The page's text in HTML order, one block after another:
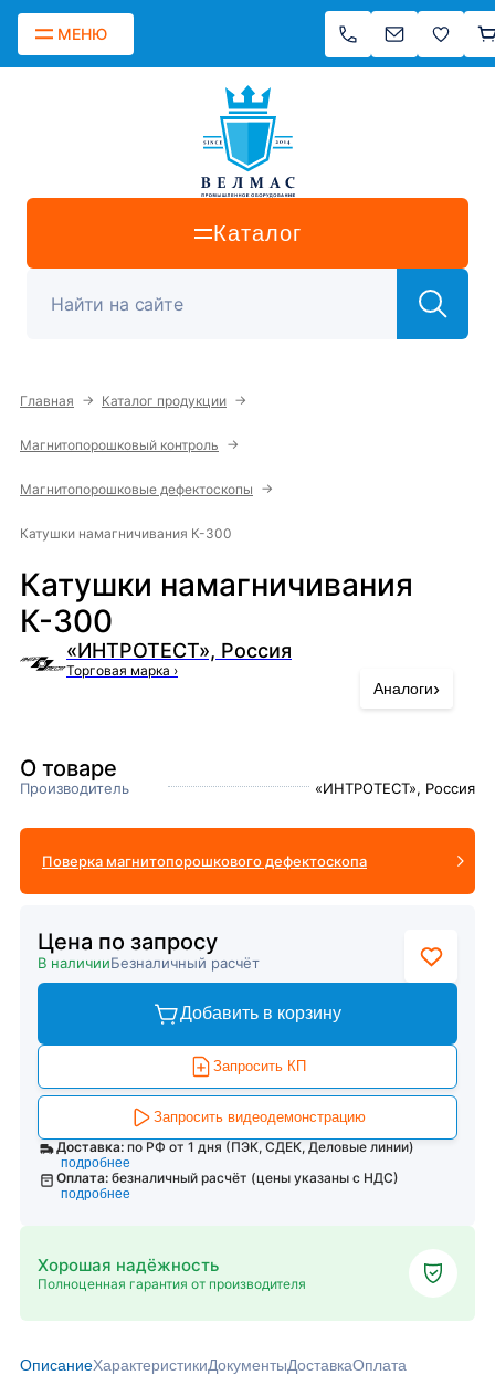
МЕНЮ
Каталог
Главная → Каталог продукции →
Магнитопорошковый контроль →
Магнитопорошковые дефектоскопы →
Катушки намагничивания К-300
Катушки намагничивания
К-300
«ИНТРОТЕСТ», Россия
Торговая марка ›
Аналоги›
О товаре
Производитель «ИНТРОТЕСТ», Россия
Поверка магнитопорошкового дефектоскопа
Цена по запросу
В наличииБезналичный расчёт
Добавить в корзину
Запросить КП
Запросить видеодемонстрацию
Доставка: по РФ от 1 дня (ПЭК, СДЕК, Деловые линии)
подробнее
Оплата: безналичный расчёт (цены указаны с НДС)
подробнее
Хорошая надёжность
Полноценная гарантия от производителя
ОписаниеХарактеристикиДокументыДоставкаОплата